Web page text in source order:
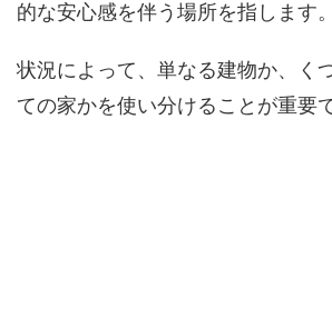
的な安心感を伴う場所を指します。
状況によって、単なる建物か、く
ての家かを使い分けることが重要で